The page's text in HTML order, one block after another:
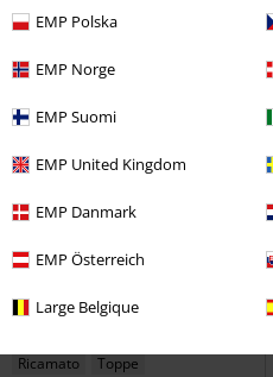
EMP Polska
EMP Norge
EMP Suomi
EMP United Kingdom
EMP Danmark
EMP Österreich
Large Belgique
Ricamato Toppe